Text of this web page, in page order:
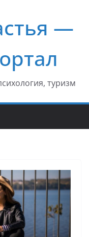
—
туризм